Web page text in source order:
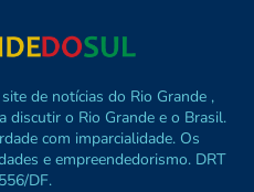
de notícias do Rio Grande ,
discutir o Rio Grande e o Brasil.
com imparcialidade. Os
e empreendedorismo. DRT
DF.